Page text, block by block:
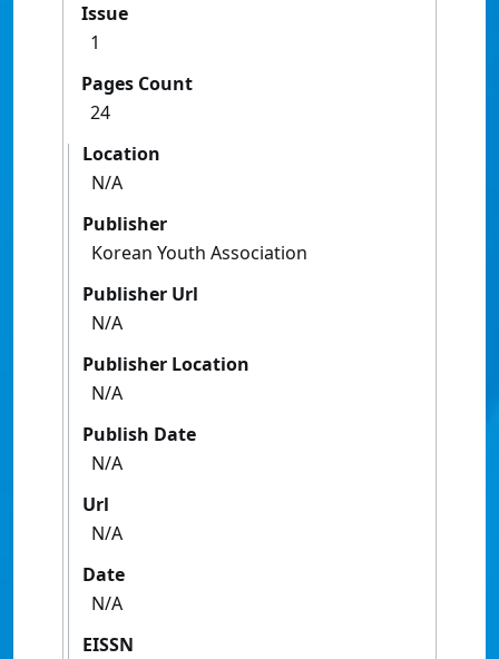
Issue
1
Pages Count
24
Location
N/A
Publisher
Korean Youth Association
Publisher Url
N/A
Publisher Location
N/A
Publish Date
N/A
Url
N/A
Date
N/A
EISSN